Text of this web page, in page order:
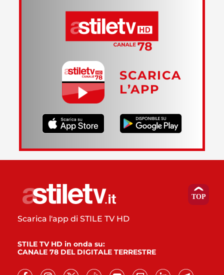
SCARICA
L’APP
Scarica l'app di STILE TV HD
STILE TV HD in onda su:
CANALE 78 DEL DIGITALE TERRESTRE